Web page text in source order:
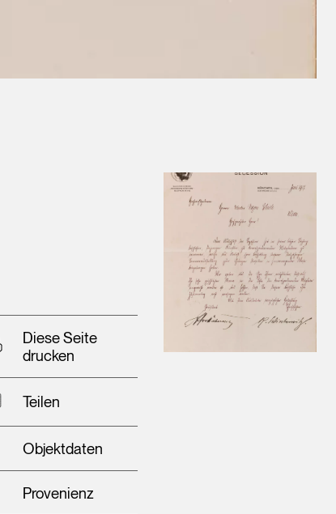
Diese Seite
drucken
Teilen
Objektdaten
Provenienz